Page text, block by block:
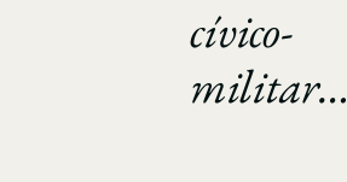
cívico-
militar…